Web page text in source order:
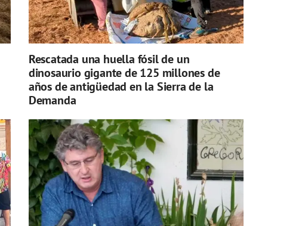
Rescatada una huella fósil de un
dinosaurio gigante de 125 millones de
años de antigüedad en la Sierra de la
Demanda